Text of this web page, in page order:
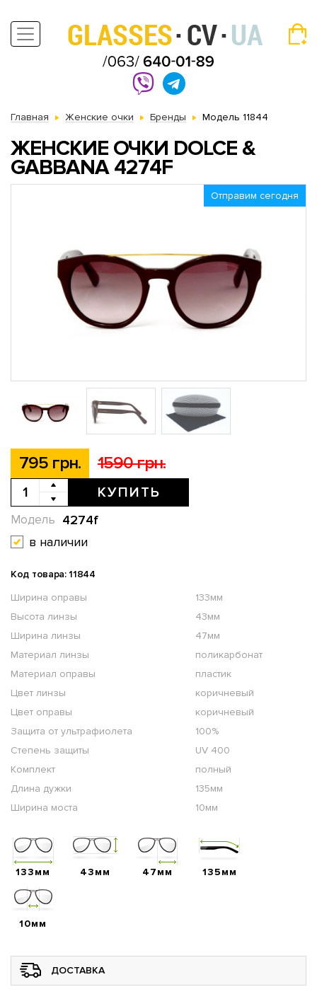
Главная Женские очки Бренды Модель 11844
ЖЕНСКИЕ ОЧКИ DOLCE &
GABBANA 4274F
Отправим сегодня
795 грн. 1590 грн.
КУПИТЬ
4274f
Модель
в наличии
Код товара: 11844
Ширина оправы
133мм
Высота линзы
43мм
Ширина линзы
47мм
Материал линзы
поликарбонат
Материал оправы
пластик
Цвет линзы
коричневый
Цвет оправы
коричневый
Защита от ультрафиолета
100%
Степень защиты
UV 400
Комплект
полный
Длина дужки
135мм
Ширина моста
10мм
133мм 43мм 47мм 135мм
10мм
ДОСТАВКА